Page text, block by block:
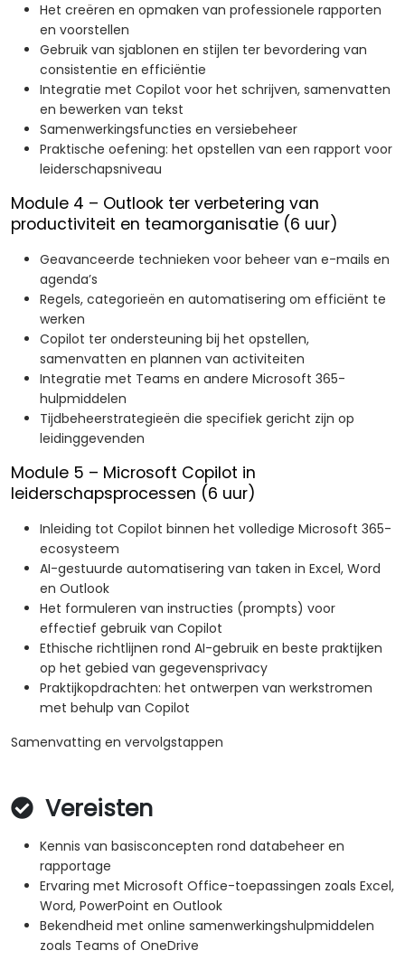
Het creëren en opmaken van professionele rapporten
en voorstellen
Gebruik van sjablonen en stijlen ter bevordering van
consistentie en efficiëntie
Integratie met Copilot voor het schrijven, samenvatten
en bewerken van tekst
Samenwerkingsfuncties en versiebeheer
Praktische oefening: het opstellen van een rapport voor
leiderschapsniveau
Module 4 – Outlook ter verbetering van
productiviteit en teamorganisatie (6 uur)
Geavanceerde technieken voor beheer van e-mails en
agenda’s
Regels, categorieën en automatisering om efficiënt te
werken
Copilot ter ondersteuning bij het opstellen,
samenvatten en plannen van activiteiten
Integratie met Teams en andere Microsoft 365-
hulpmiddelen
Tijdbeheerstrategieën die specifiek gericht zijn op
leidinggevenden
Module 5 – Microsoft Copilot in
leiderschapsprocessen (6 uur)
Inleiding tot Copilot binnen het volledige Microsoft 365-
ecosysteem
AI-gestuurde automatisering van taken in Excel, Word
en Outlook
Het formuleren van instructies (prompts) voor
effectief gebruik van Copilot
Ethische richtlijnen rond AI-gebruik en beste praktijken
op het gebied van gegevensprivacy
Praktijkopdrachten: het ontwerpen van werkstromen
met behulp van Copilot
Samenvatting en vervolgstappen
Vereisten
Kennis van basisconcepten rond databeheer en
rapportage
Ervaring met Microsoft Office-toepassingen zoals Excel,
Word, PowerPoint en Outlook
Bekendheid met online samenwerkingshulpmiddelen
zoals Teams of OneDrive